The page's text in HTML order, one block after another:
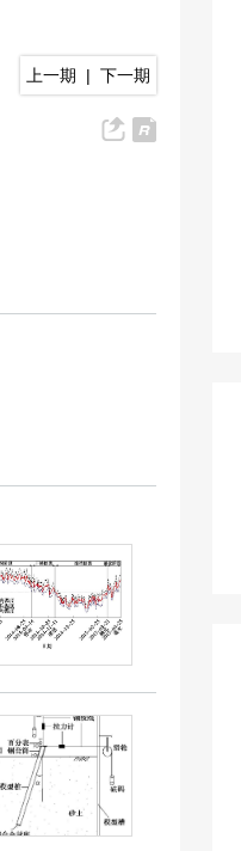
上一期 | 下一期